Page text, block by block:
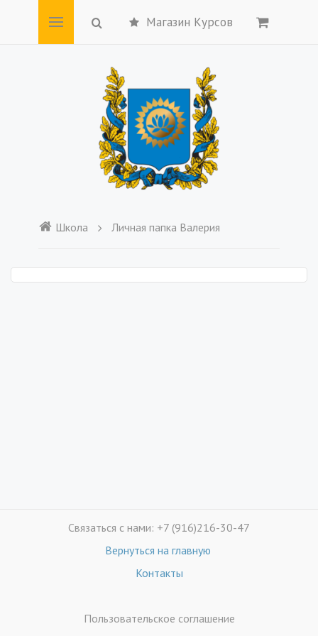
Магазин Курсов
Школа Личная папка Валерия
Связаться с нами: +7 (916)216-30-47
Вернуться на главную
Контакты
Пользовательское соглашение